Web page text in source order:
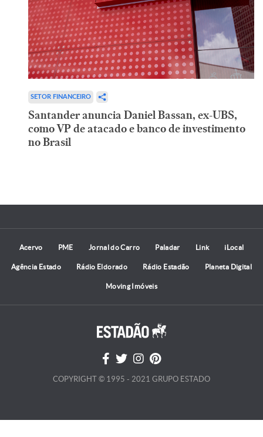
SETOR FINANCEIRO
Santander anuncia Daniel Bassan, ex-UBS,
como VP de atacado e banco de investimento
no Brasil
Acervo PME Jornal do Carro Paladar Link iLocal
Agência Estado Rádio Eldorado Rádio Estadão Planeta Digital
Moving Imóveis
COPYRIGHT © 1995 - 2021 GRUPO ESTADO